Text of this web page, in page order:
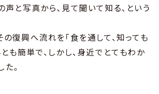
声と写真から、見て聞いて知る、という
の復興へ流れを「食を通して、知っても
とも簡単で、しかし、身近でとてもわか
。